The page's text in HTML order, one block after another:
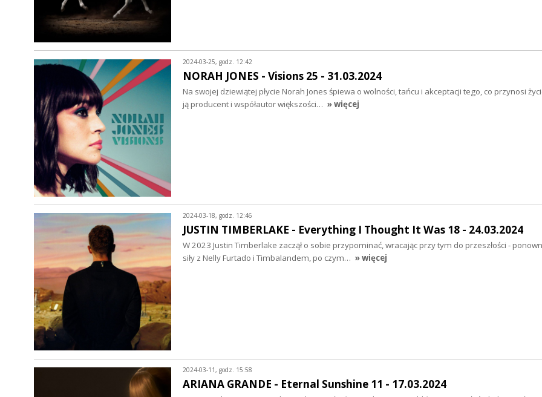
2024-03-25, godz. 12:42
NORAH JONES - Visions 25 - 31.03.2024
Na swojej dziewiątej płycie Norah Jones śpiewa o wolności, tańcu i akceptacji tego, co przynosi
ją producent i współautor większości… » więcej
2024-03-18, godz. 12:46
JUSTIN TIMBERLAKE - Everything I Thought It Was 18 - 24.03.2024
W 2023 Justin Timberlake zaczął o sobie przypominać, wracając przy tym do przeszłości -
siły z Nelly Furtado i Timbalandem, po czym… » więcej
2024-03-11, godz. 15:58
ARIANA GRANDE - Eternal Sunshine 11 - 17.03.2024